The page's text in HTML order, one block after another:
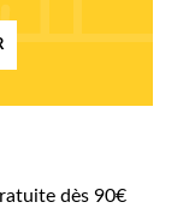
dès 90€